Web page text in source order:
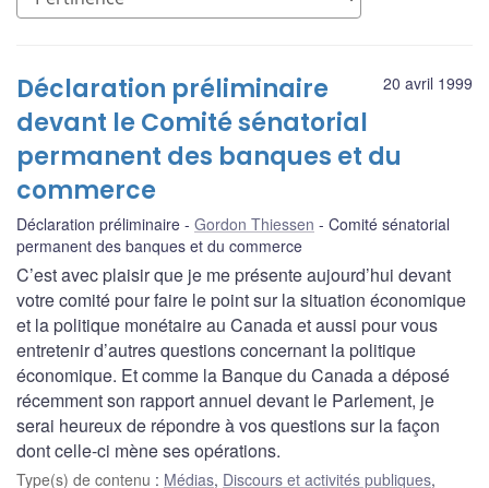
20 avril 1999
Déclaration préliminaire
devant le Comité sénatorial
permanent des banques et du
commerce
Déclaration préliminaire Gordon Thiessen
Comité sénatorial
permanent des banques et du commerce
C’est avec plaisir que je me présente aujourd’hui devant
votre comité pour faire le point sur la situation économique
et la politique monétaire au Canada et aussi pour vous
entretenir d’autres questions concernant la politique
économique. Et comme la Banque du Canada a déposé
récemment son rapport annuel devant le Parlement, je
serai heureux de répondre à vos questions sur la façon
dont celle-ci mène ses opérations.
Type(s) de contenu : Médias, Discours et activités publiques,